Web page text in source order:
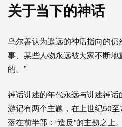
关于当下的神话
乌尔善认为遥远的神话指向的仍
事、某些人物永远被大家不断地
的。”
神话讲述的年代永远与讲述神
游记有两个主题，在上世纪50至
落在前半部：“造反”的主题之上